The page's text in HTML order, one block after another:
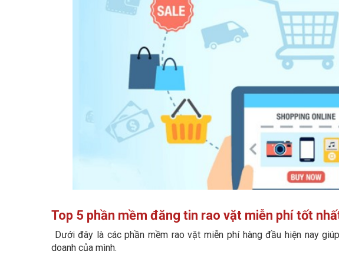
Top 5 phần mềm đăng tin rao vặt miễn phí tốt
Dưới đây là các phần mềm rao vặt miễn phí hàng đầu hiện nay
doanh của mình.